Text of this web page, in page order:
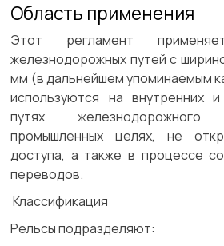
Область применения
Этот регламент
железнодорожных путей с
мм (в дальнейшем упоминаемым
используются на внутренних
путях
промышленных целях, не
доступа, а также в процессе
переводов.
Классификация
Рельсы подразделяют: